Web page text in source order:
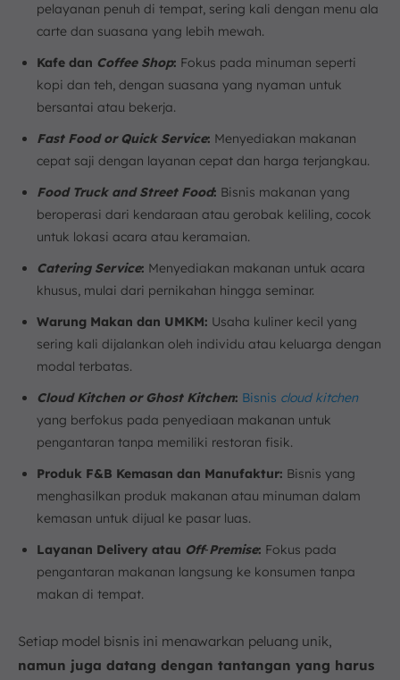
pelayanan penuh di tempat, sering kali dengan menu ala
carte dan suasana yang lebih mewah.
Kafe dan Coffee Shop: Fokus pada minuman seperti
kopi dan teh, dengan suasana yang nyaman untuk
bersantai atau bekerja.
Fast Food or Quick Service: Menyediakan makanan
cepat saji dengan layanan cepat dan harga terjangkau.
Food Truck and Street Food: Bisnis makanan yang
beroperasi dari kendaraan atau gerobak keliling, cocok
untuk lokasi acara atau keramaian.
Catering Service: Menyediakan makanan untuk acara
khusus, mulai dari pernikahan hingga seminar.
Warung Makan dan UMKM: Usaha kuliner kecil yang
sering kali dijalankan oleh individu atau keluarga dengan
modal terbatas.
Cloud Kitchen or Ghost Kitchen: Bisnis cloud kitchen
yang berfokus pada penyediaan makanan untuk
pengantaran tanpa memiliki restoran fisik.
Produk F&B Kemasan dan Manufaktur: Bisnis yang
menghasilkan produk makanan atau minuman dalam
kemasan untuk dijual ke pasar luas.
Layanan Delivery atau Off‑Premise: Fokus pada
pengantaran makanan langsung ke konsumen tanpa
makan di tempat.
Setiap model bisnis ini menawarkan peluang unik,
namun juga datang dengan tantangan yang harus